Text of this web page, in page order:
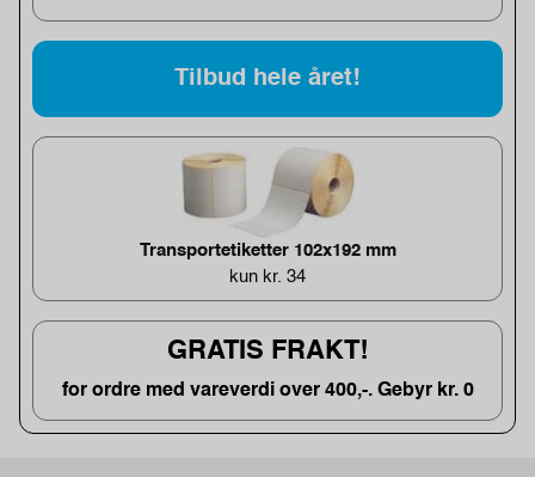
Tilbud hele året!
Transportetiketter 102x192 mm
kun kr. 34
GRATIS FRAKT!
for ordre med vareverdi over 400,-. Gebyr kr. 0